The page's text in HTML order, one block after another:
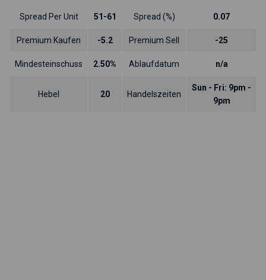
Spread Per Unit 51-61 Spread (%) 0.07
Premium Kaufen -5.2 Premium Sell -25
Mindesteinschuss 2.50% Ablaufdatum n/a
Hebel 20 Handelszeiten
Sun - Fri: 9pm -
9pm